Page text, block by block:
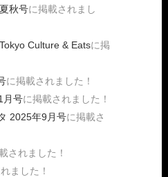
秋号に掲載されまし
Culture & Eatsに掲
に掲載されました！
月号に掲載されました！
2025年9月号に掲載さ
されました！
ました！